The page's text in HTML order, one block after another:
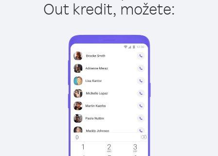
Out kredit, možete: